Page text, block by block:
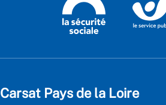
Carsat Pays de la Loire